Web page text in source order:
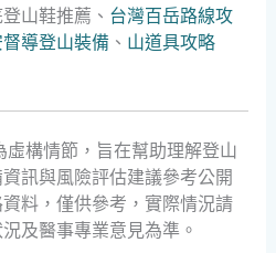
山鞋推薦、 台灣百岳路線攻
督導登山裝備、 山道具攻略
構情節，旨在幫助理解登山
訊與風險評估建議參考公開
料，僅供參考，實際情況請
及醫事專業意見為準。